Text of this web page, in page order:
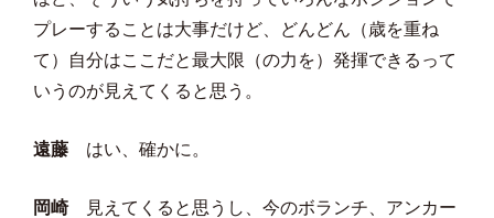
プレーすることは大事だけど、どんどん（歳を重ね
て）自分はここだと最大限（の力を）発揮できるって
いうのが見えてくると思う。
遠藤 はい、確かに。
岡崎
見えてくると思うし、今のボランチ、アンカー